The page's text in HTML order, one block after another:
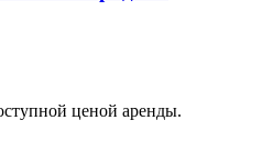
ценой аренды.